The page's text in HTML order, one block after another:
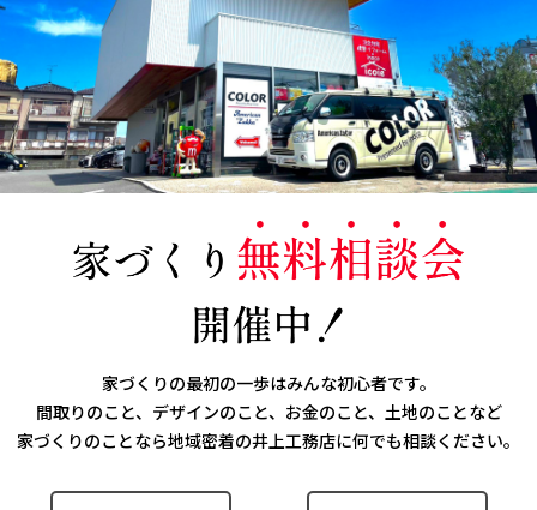
家づくりの最初の一歩はみんな初心者です。
間取りのこと、デザインのこと、お金のこと、土地のことなど
家づくりのことなら地域密着の井上工務店に何でも相談ください。